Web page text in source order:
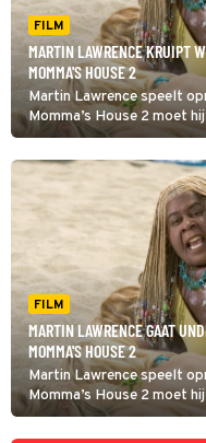
FILM
MARTIN LAWRENCE KRUIPT
MOMMA'S HOUSE 2
Martin Lawrence speelt
Momma’s House 2 moet
land te redden.
FILM
MARTIN LAWRENCE GAAT
MOMMA'S HOUSE 2
Martin Lawrence speelt
Momma’s House 2 moet
land te redden.